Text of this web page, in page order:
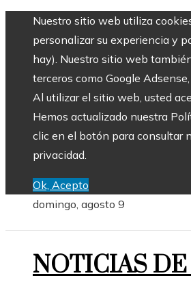
Nuestro sitio web utiliza
personalizar su experiencia y
hay). Nuestro sitio web
terceros como Google
Al utilizar el sitio web, usted
Hemos actualizado nuestra
clic en el botón para consultar
privacidad.
Ok, Acepto
domingo, agosto 9
NOTICIAS